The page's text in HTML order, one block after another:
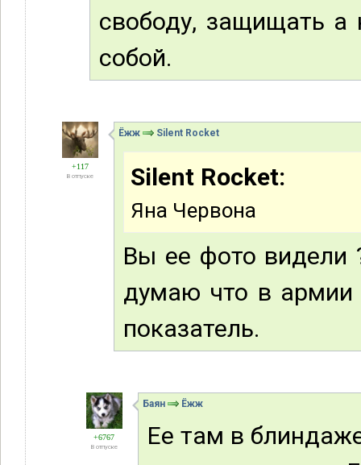
свободу, защищать а
собой.
+117
В отпуске
Ёжж Silent Rocket
Silent Rocket:
Яна Червона
Вы ее фото видели
думаю что в
показатель.
+6767
В отпуске
Баян Ёжж
Ее там в